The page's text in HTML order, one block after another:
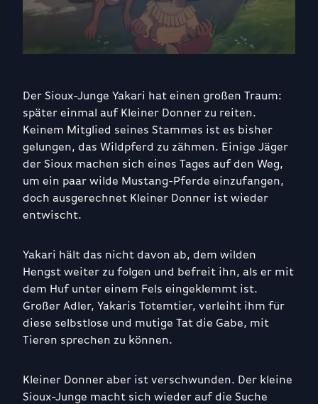
Der Sioux-Junge Yakari hat einen großen Traum:
später einmal auf Kleiner Donner zu reiten.
Keinem Mitglied seines Stammes ist es bisher
gelungen, das Wildpferd zu zähmen. Einige Jäger
der Sioux machen sich eines Tages auf den Weg,
um ein paar wilde Mustang-Pferde einzufangen,
doch ausgerechnet Kleiner Donner ist wieder
entwischt.
Yakari hält das nicht davon ab, dem wilden
Hengst weiter zu folgen und befreit ihn, als er mit
dem Huf unter einem Fels eingeklemmt ist.
Großer Adler, Yakaris Totemtier, verleiht ihm für
diese selbstlose und mutige Tat die Gabe, mit
Tieren sprechen zu können.
Kleiner Donner aber ist verschwunden. Der kleine
Sioux-Junge macht sich wieder auf die Suche